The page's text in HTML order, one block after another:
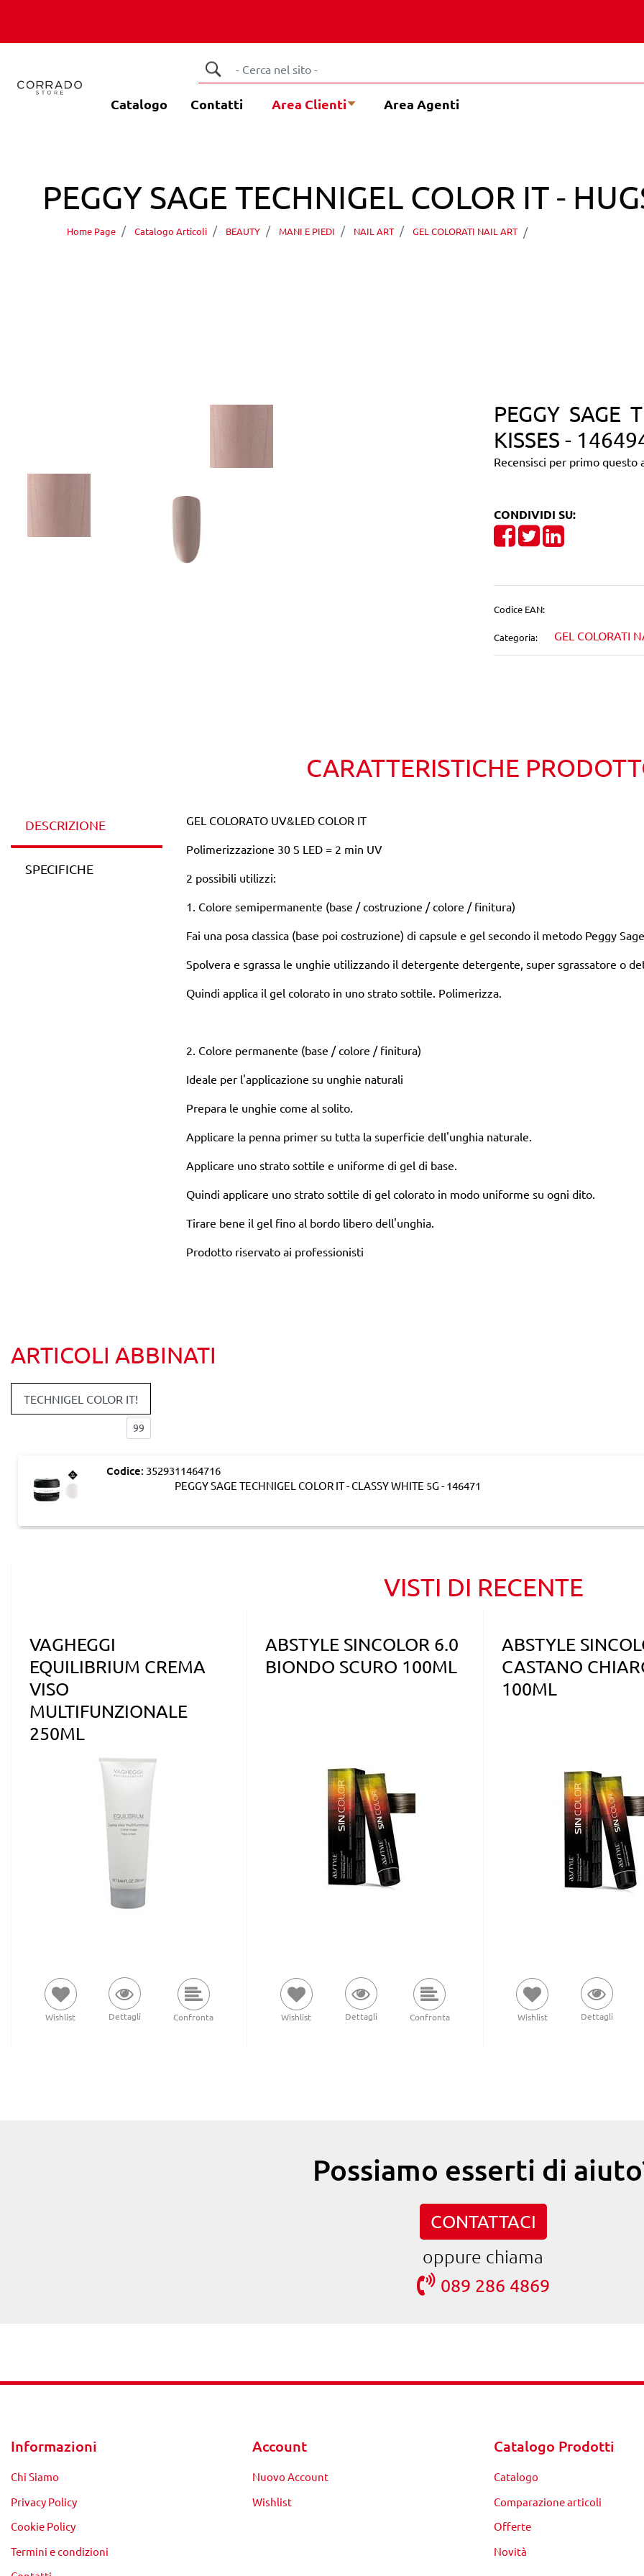
Catalogo Contatti Area Clienti Area Agenti
PEGGY SAGE TECHNIGEL COLOR IT -
Home Page Catalogo Articoli BEAUTY MANI E PIEDI NAIL ART GEL COLORATI NAIL ART
PEGGY SAGE
KISSES -
Recensisci per primo questo
CONDIVIDI SU:
Share on Facebook
TweetShare on
Codice EAN:
Categoria: GEL COLORATI
CARATTERISTICHE
DESCRIZIONE
SPECIFICHE
GEL COLORATO UV&LED COLOR IT
Polimerizzazione 30 S LED = 2 min UV
2 possibili utilizzi:
1. Colore semipermanente (base / costruzione / colore / finitura)
Fai una posa classica (base poi costruzione) di capsule e gel secondo il metodo Peggy
Spolvera e sgrassa le unghie utilizzando il detergente detergente, super sgrassatore o
Quindi applica il gel colorato in uno strato sottile. Polimerizza.
2. Colore permanente (base / colore / finitura)
Ideale per l'applicazione su unghie naturali
Prepara le unghie come al solito.
Applicare la penna primer su tutta la superficie dell'unghia naturale.
Applicare uno strato sottile e uniforme di gel di base.
Quindi applicare uno strato sottile di gel colorato in modo uniforme su ogni dito.
Tirare bene il gel fino al bordo libero dell'unghia.
Prodotto riservato ai professionisti
ARTICOLI ABBINATI
TECHNIGEL COLOR IT!
Codice: 3529311464716
PEGGY SAGE TECHNIGEL COLOR IT - CLASSY WHITE 5G - 146471
VISTI DI RECENTE
VAGHEGGI
EQUILIBRIUM CREMA
VISO
MULTIFUNZIONALE
250ML
Wishlist Dettagli Confronta
ABSTYLE SINCOLOR 6.0
BIONDO SCURO 100ML
Wishlist Dettagli Confronta
ABSTYLE
CASTANO
100ML
Wishlist Dettagli
Possiamo esserti di
CONTATTACI
oppure chiama
089 286 4869
Informazioni
Chi Siamo
Privacy Policy
Cookie Policy
Termini e condizioni
Account
Nuovo Account
Wishlist
Catalogo Prodotti
Catalogo
Comparazione articoli
Offerte
Novità